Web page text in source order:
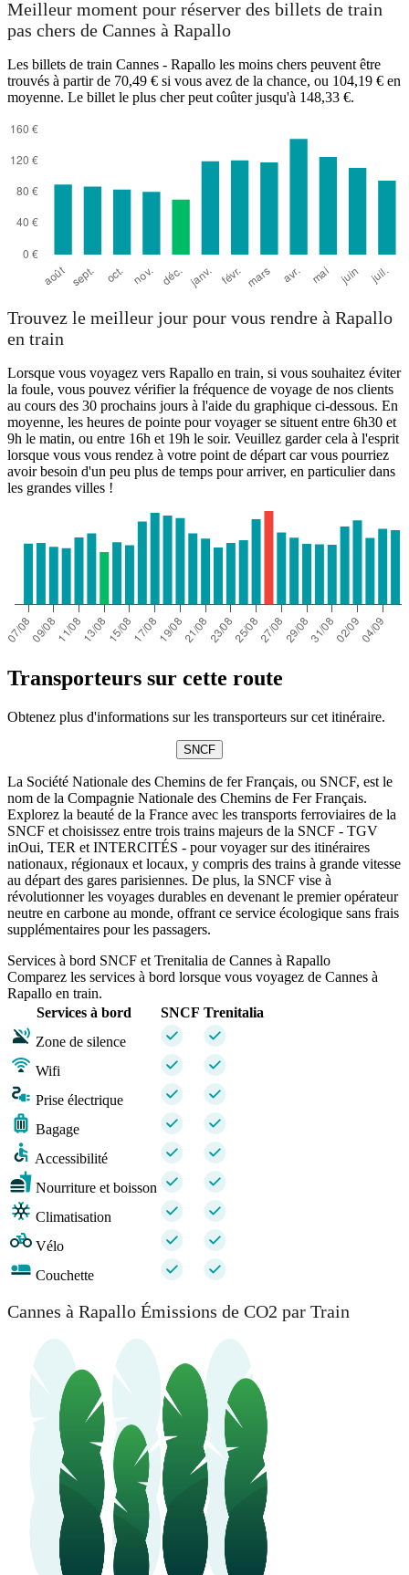
Cannes
Rapallo
Meilleur moment pour réserver des billets de train
pas chers de Cannes à Rapallo
Les billets de train Cannes - Rapallo les moins chers peuvent être
trouvés à partir de 70,49 € si vous avez de la chance, ou 104,19 € en
moyenne. Le billet le plus cher peut coûter jusqu'à 148,33 €.
Trouvez le meilleur jour pour vous rendre à Rapallo
en train
Lorsque vous voyagez vers Rapallo en train, si vous souhaitez éviter
la foule, vous pouvez vérifier la fréquence de voyage de nos clients
au cours des 30 prochains jours à l'aide du graphique ci-dessous. En
moyenne, les heures de pointe pour voyager se situent entre 6h30 et
9h le matin, ou entre 16h et 19h le soir. Veuillez garder cela à l'esprit
lorsque vous vous rendez à votre point de départ car vous pourriez
avoir besoin d'un peu plus de temps pour arriver, en particulier dans
les grandes villes !
Transporteurs sur cette route
Obtenez plus d'informations sur les transporteurs sur cet itinéraire.
SNCF
La Société Nationale des Chemins de fer Français, ou SNCF, est le
nom de la Compagnie Nationale des Chemins de Fer Français.
Explorez la beauté de la France avec les transports ferroviaires de la
SNCF et choisissez entre trois trains majeurs de la SNCF - TGV
inOui, TER et INTERCITÉS - pour voyager sur des itinéraires
nationaux, régionaux et locaux, y compris des trains à grande vitesse
au départ des gares parisiennes. De plus, la SNCF vise à
révolutionner les voyages durables en devenant le premier opérateur
neutre en carbone au monde, offrant ce service écologique sans frais
supplémentaires pour les passagers.
Services à bord SNCF et Trenitalia de Cannes à Rapallo
Comparez les services à bord lorsque vous voyagez de Cannes à
Rapallo en train.
Services à bord
SNCF Trenitalia
Zone de silence
Wifi
Prise électrique
Bagage
Accessibilité
Nourriture et boisson
Climatisation
Vélo
Couchette
Cannes à Rapallo Émissions de CO2 par Train